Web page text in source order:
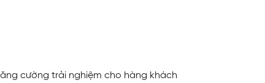
cường trải nghiệm cho hàng khách